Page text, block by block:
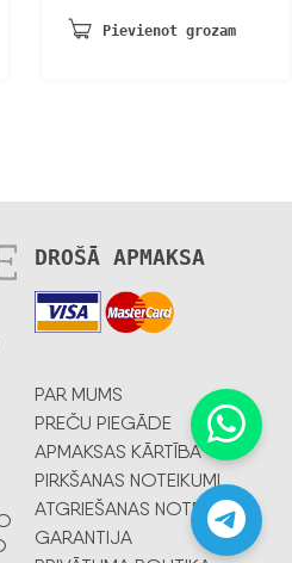
Pievienot grozam
DROŠĀ APMAKSA
PAR MUMS
PREČU PIEGĀDE
APMAKSAS KĀRTĪBA
PIRKŠANAS NOTEIKUMI
ATGRIEŠANAS NOTEIKUMI
GARANTIJA